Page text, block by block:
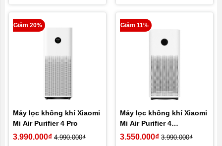
Cam kết hài lòng khách hàng.
Gói bảo hành mặc định: Bảo
hành 18 tháng
Cam kết hài lòng khách hàng.
Giảm 20%
Máy lọc không khí Xiaomi
Mi Air Purifier 4 Pro
3.990.000₫ 4.990.000₫
Giảm 11%
Máy lọc không khí Xiaomi
Mi Air Purifier 4
BHR5096GL
3.550.000₫ 3.990.000₫